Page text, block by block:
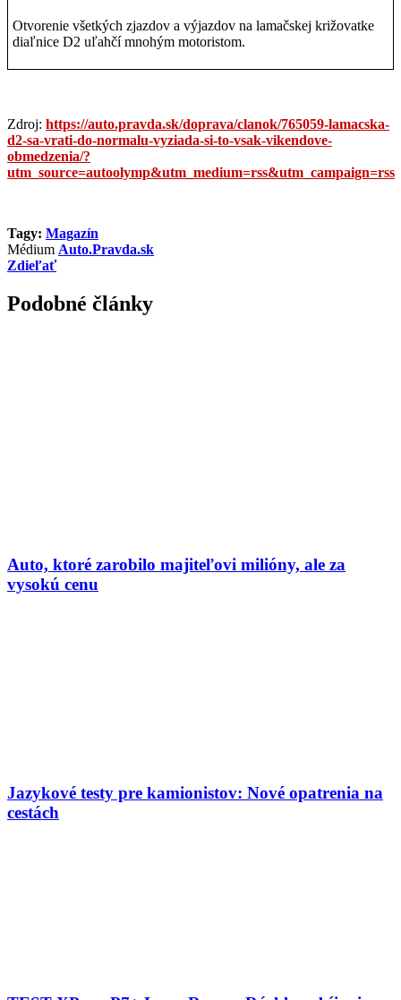
Otvorenie všetkých zjazdov a výjazdov na lamačskej križovatke
diaľnice D2 uľahčí mnohým motoristom.
Zdroj: https://auto.pravda.sk/doprava/clanok/765059-lamacska-
d2-sa-vrati-do-normalu-vyziada-si-to-vsak-vikendove-
obmedzenia/?
utm_source=autoolymp&utm_medium=rss&utm_campaign=rss
Tagy: Magazín
Médium Auto.Pravda.sk
Zdieľať
Podobné články
Auto, ktoré zarobilo majiteľovi milióny, ale za
vysokú cenu
Jazykové testy pre kamionistov: Nové opatrenia na
cestách